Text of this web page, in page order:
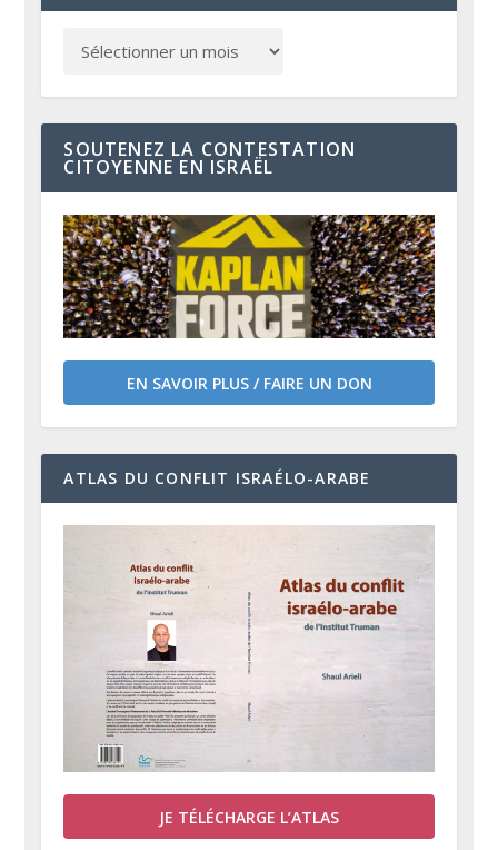
SOUTENEZ LA CONTESTATION
CITOYENNE EN ISRAËL
EN SAVOIR PLUS / FAIRE UN DON
ATLAS DU CONFLIT ISRAÉLO-ARABE
JE TÉLÉCHARGE L’ATLAS